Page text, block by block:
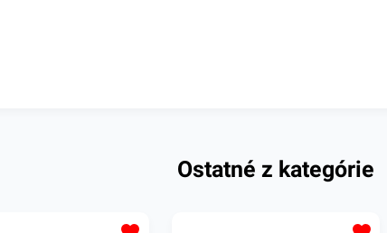
Ostatné z kategórie